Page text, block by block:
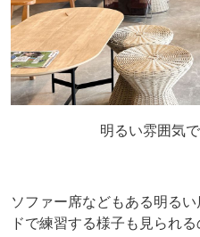
明るい雰囲気
ソファー席などもある明る
ドで練習する様子も見られ